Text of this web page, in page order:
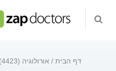
דף הבית אורולוגיה (4423)